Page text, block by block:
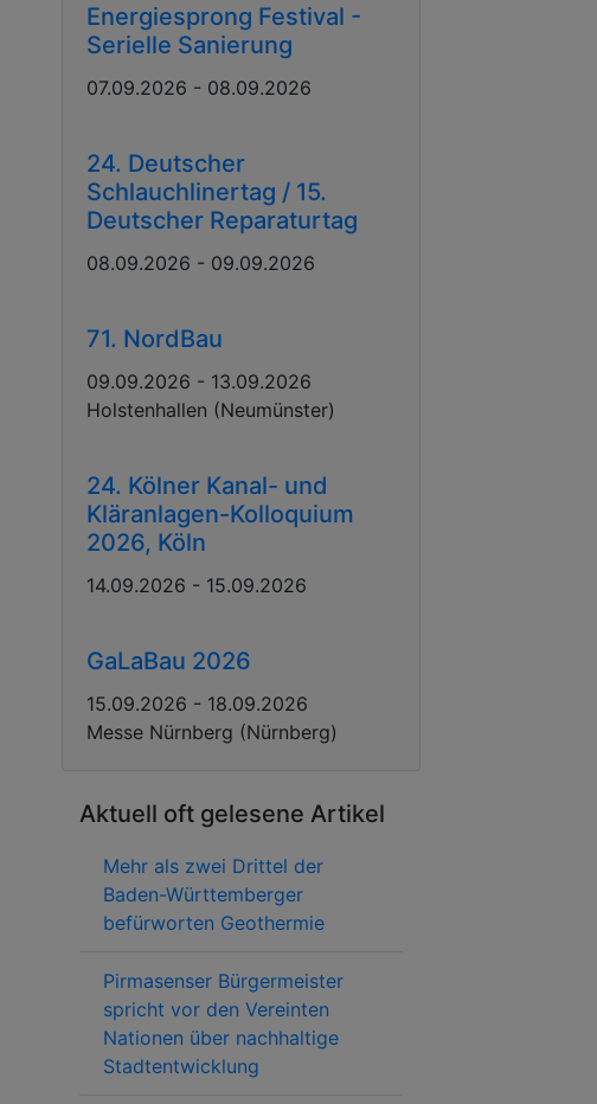
Energiesprong Festival -
Serielle Sanierung
07.09.2026 - 08.09.2026
24. Deutscher
Schlauchlinertag / 15.
Deutscher Reparaturtag
08.09.2026 - 09.09.2026
71. NordBau
09.09.2026 - 13.09.2026
Holstenhallen (Neumünster)
24. Kölner Kanal- und
Kläranlagen-Kolloquium
2026, Köln
14.09.2026 - 15.09.2026
GaLaBau 2026
15.09.2026 - 18.09.2026
Messe Nürnberg (Nürnberg)
Aktuell oft gelesene Artikel
Mehr als zwei Drittel der
Baden-Württemberger
befürworten Geothermie
Pirmasenser Bürgermeister
spricht vor den Vereinten
Nationen über nachhaltige
Stadtentwicklung